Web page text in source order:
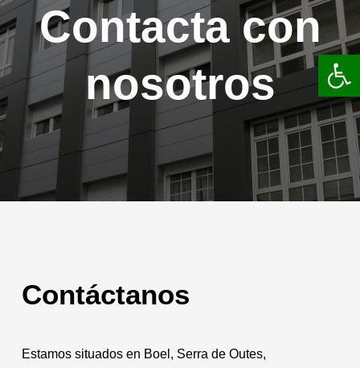
Contacta con
nosotros
Contáctanos
Estamos situados en Boel, Serra de Outes,
Abrir